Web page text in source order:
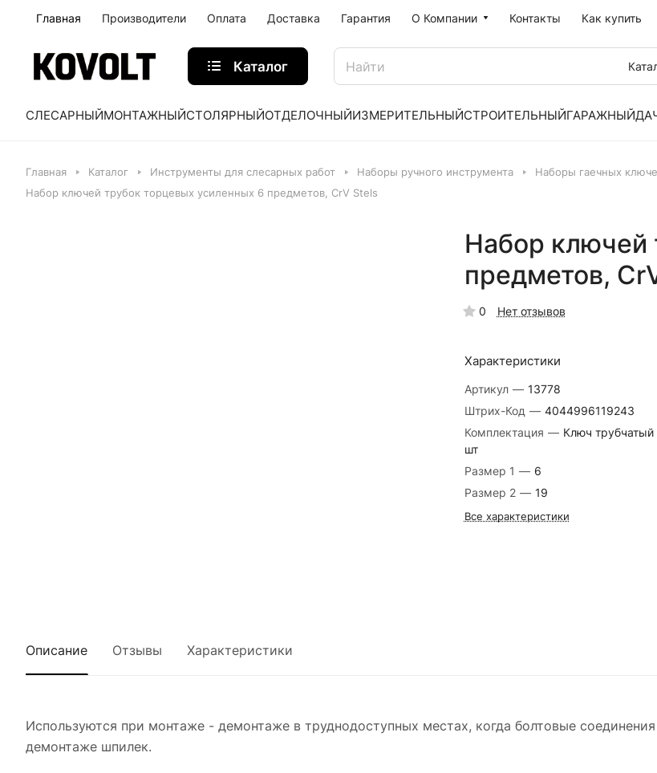
Главная Производители Оплата Доставка Гарантия О Компании Контакты Как купить
Каталог
СЛЕСАРНЫЙМОНТАЖНЫЙСТОЛЯРНЫЙОТДЕЛОЧНЫЙИЗМЕРИТЕЛЬНЫЙСТРОИТЕЛЬНЫЙГАРАЖНЫЙ
Главная Каталог Инструменты для слесарных работ Наборы ручного инструмента Наборы гаечных
Набор ключей трубок торцевых усиленных 6 предметов, CrV Stels
Набор ключей
предметов,
0 Нет отзывов
Характеристики
Артикул — 13778
Штрих-Код — 4044996119243
Комплектация — Ключ
шт
Размер 1 — 6
Размер 2 — 19
Все характеристики
Описание Отзывы Характеристики
Используются при монтаже - демонтаже в труднодоступных местах, когда болтовые
демонтаже шпилек.